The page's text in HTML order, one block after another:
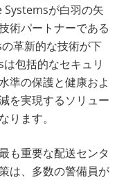
Systemsが白羽の矢
術パートナーである
革新的な技術が下
包括的なセキュリ
準の保護と健康およ
を実現するソリュー
ります。
も重要な配送センタ
は、多数の警備員が